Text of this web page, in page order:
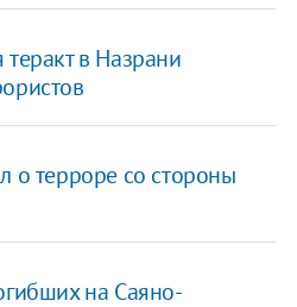
в Назрани
о терроре со стороны
на Саяно-